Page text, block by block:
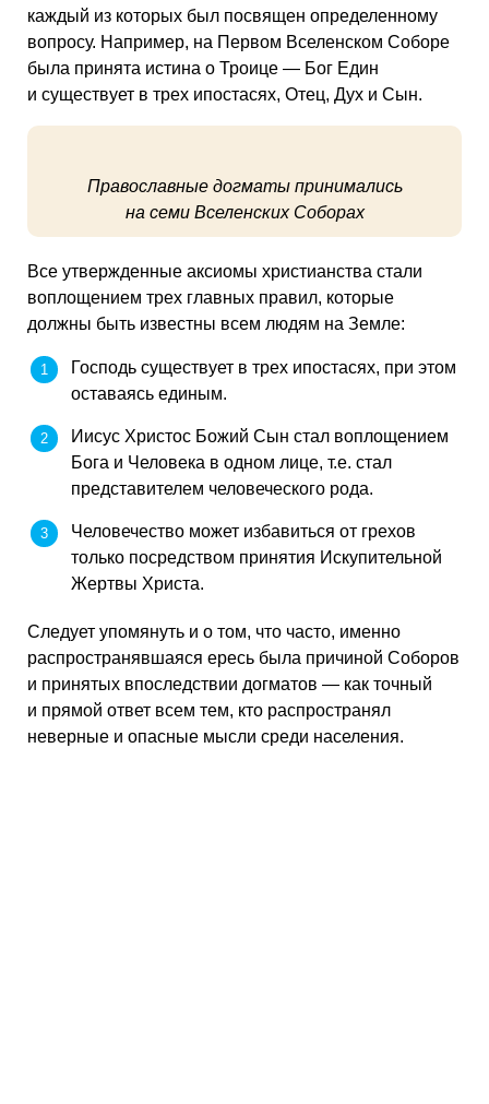
каждый из которых был посвящен определенному
вопросу. Например, на Первом Вселенском Соборе
была принята истина о Троице — Бог Един
и существует в трех ипостасях, Отец, Дух и Сын.
Православные догматы принимались
на семи Вселенских Соборах
Все утвержденные аксиомы христианства стали
воплощением трех главных правил, которые
должны быть известны всем людям на Земле:
Господь существует в трех ипостасях, при этом
оставаясь единым.
Иисус Христос Божий Сын стал воплощением
Бога и Человека в одном лице, т.е. стал
представителем человеческого рода.
Человечество может избавиться от грехов
только посредством принятия Искупительной
Жертвы Христа.
Следует упомянуть и о том, что часто, именно
распространявшаяся ересь была причиной Соборов
и принятых впоследствии догматов — как точный
и прямой ответ всем тем, кто распространял
неверные и опасные мысли среди населения.